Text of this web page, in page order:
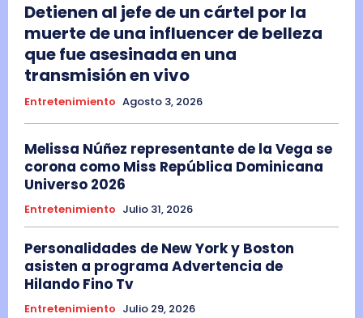
Detienen al jefe de un cártel por la
muerte de una influencer de belleza
que fue asesinada en una
transmisión en vivo
Entretenimiento Agosto 3, 2026
Melissa Núñez representante de la Vega se
corona como Miss República Dominicana
Universo 2026
Entretenimiento Julio 31, 2026
Personalidades de New York y Boston
asisten a programa Advertencia de
Hilando Fino Tv
Entretenimiento Julio 29, 2026